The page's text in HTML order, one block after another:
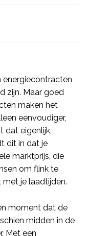
energiecontracten
zijn. Maar goed
maken het
eenvoudiger,
dat eigenlijk,
dit in dat je
marktprijs, die
om flink te
je laadtijden.
moment dat de
midden in de
Met een